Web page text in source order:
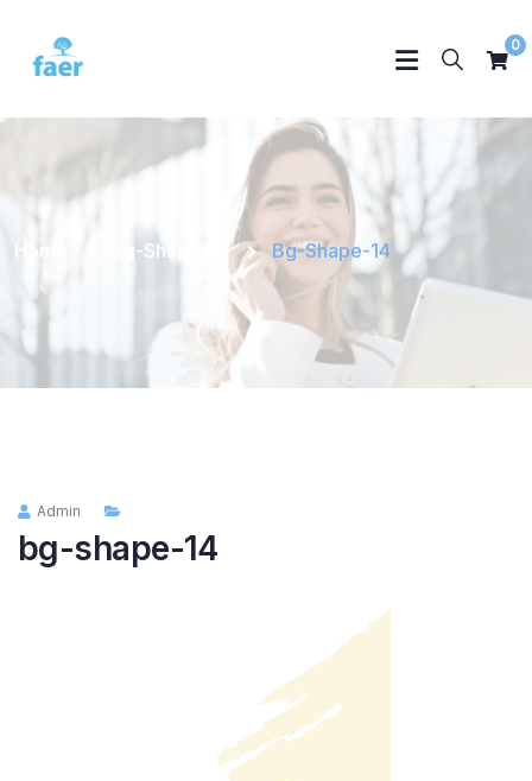
0
Home Bg-Shape-14 Bg-Shape-14
Admin
bg-shape-14